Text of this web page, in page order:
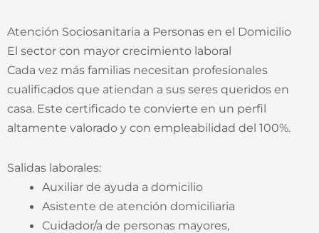
Atención Sociosanitaria a Personas en el Domicilio
El sector con mayor crecimiento laboral
Cada vez más familias necesitan profesionales
cualificados que atiendan a sus seres queridos en
casa. Este certificado te convierte en un perfil
altamente valorado y con empleabilidad del 100%.
Salidas laborales:
Auxiliar de ayuda a domicilio
Asistente de atención domiciliaria
Cuidador/a de personas mayores,